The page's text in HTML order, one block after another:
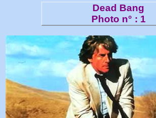
Dead Bang
Photo n° : 1